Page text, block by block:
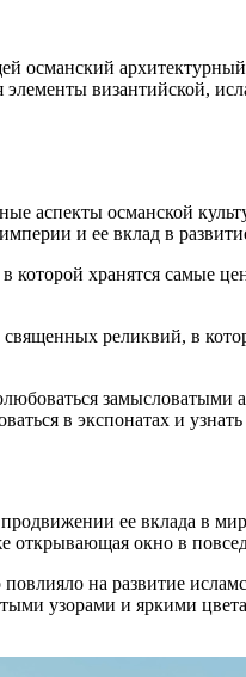
византийской,
аспекты османской
и ее вклад в
хранятся самые
реликвий, в
в экспонатах и
ее вклада в
открывающая окно в
на развитие
узорами и яркими